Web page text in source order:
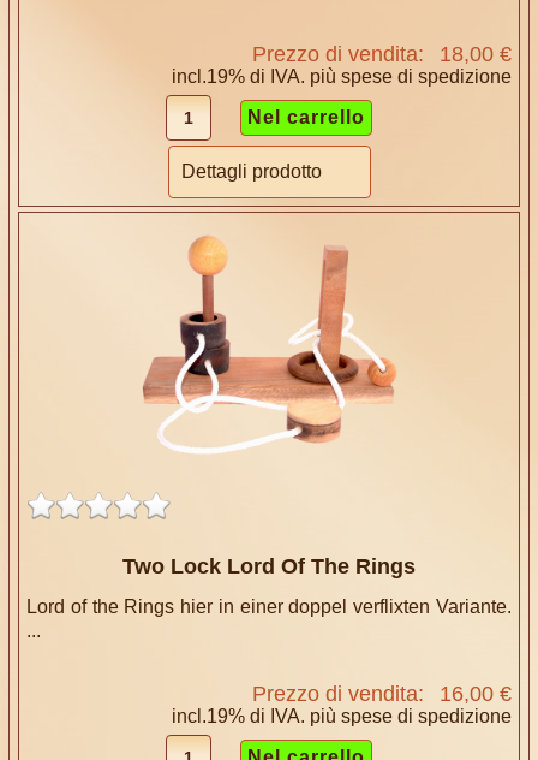
Prezzo di vendita: 18,00 €
incl.19% di IVA. più spese di spedizione
Dettagli prodotto
Two Lock Lord Of The Rings
Lord of the Rings hier in einer doppel verflixten Variante.
...
Prezzo di vendita: 16,00 €
incl.19% di IVA. più spese di spedizione